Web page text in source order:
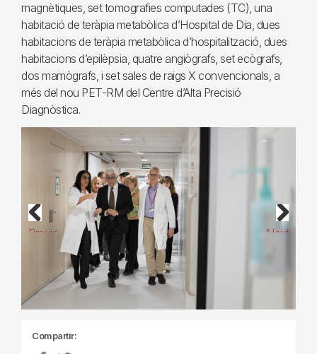
magnètiques, set tomografies computades (TC), una
habitació de teràpia metabòlica d’Hospital de Dia, dues
habitacions de teràpia metabòlica d’hospitalització, dues
habitacions d’epilèpsia, quatre angiògrafs, set ecògrafs,
dos mamògrafs, i set sales de raigs X convencionals, a
més del nou PET-RM del Centre d’Alta Precisió
Diagnòstica.
Previous Next
Compartir: